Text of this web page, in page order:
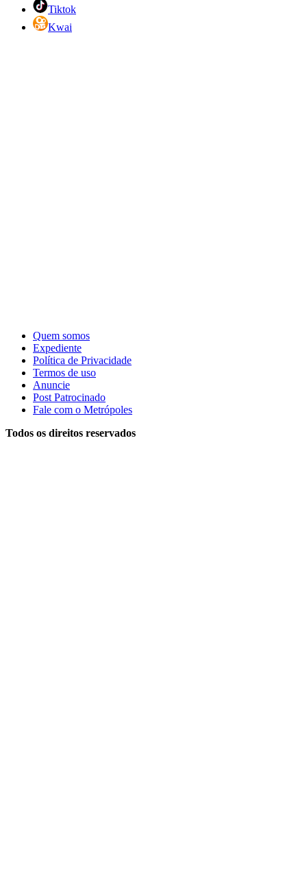
Tiktok
Kwai
Quem somos
Expediente
Política de Privacidade
Termos de uso
Anuncie
Post Patrocinado
Fale com o Metrópoles
Todos os direitos reservados